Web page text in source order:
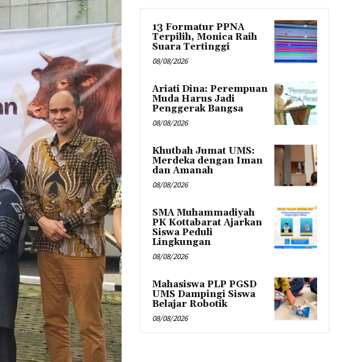
13 Formatur PPNA
Terpilih, Monica Raih
Suara Tertinggi
08/08/2026
Ariati Dina: Perempuan
Muda Harus Jadi
Penggerak Bangsa
08/08/2026
Khutbah Jumat UMS:
Merdeka dengan Iman
dan Amanah
08/08/2026
SMA Muhammadiyah
PK Kottabarat Ajarkan
Siswa Peduli
Lingkungan
08/08/2026
Mahasiswa PLP PGSD
UMS Dampingi Siswa
Belajar Robotik
08/08/2026